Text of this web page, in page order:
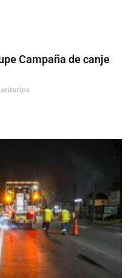
Campaña de canje